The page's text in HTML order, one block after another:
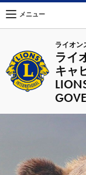
ライオン
ライ
キャ
メニュー